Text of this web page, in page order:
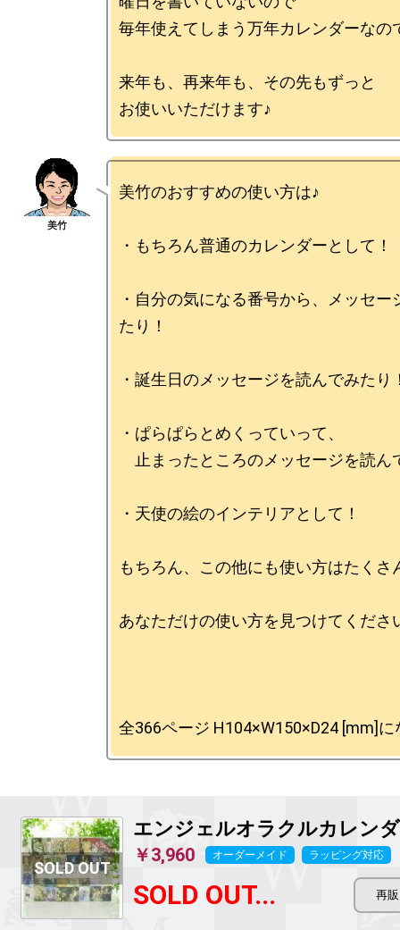
毎年使えてしまう万年カレンダーなの
来年も、再来年も、その先もずっと
美竹のおすすめの使い方は♪
・もちろん普通のカレンダーとして！
・自分の気になる番号から、メッセー
たり！
・誕生日のメッセージを読んでみたり
・ぱらぱらとめくっていって、
止まったところのメッセージを読ん
・天使の絵のインテリアとして！
もちろん、この他にも使い方はたくさ
あなただけの使い方を見つけてくだ
エンジェルオラクルカレン
￥3,960 オーダーメイド ラッピング対応
SOLD OUT...